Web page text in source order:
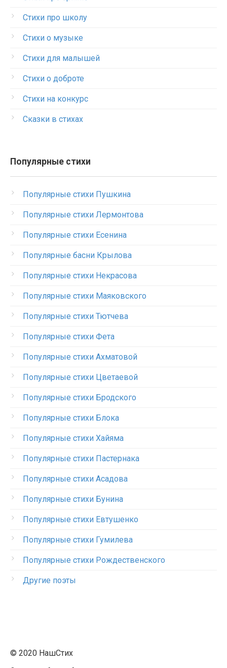
Стихи про школу
Стихи о музыке
Стихи для малышей
Стихи о доброте
Стихи на конкурс
Сказки в стихах
Популярные стихи
Популярные стихи Пушкина
Популярные стихи Лермонтова
Популярные стихи Есенина
Популярные басни Крылова
Популярные стихи Некрасова
Популярные стихи Маяковского
Популярные стихи Тютчева
Популярные стихи Фета
Популярные стихи Ахматовой
Популярные стихи Цветаевой
Популярные стихи Бродского
Популярные стихи Блока
Популярные стихи Хайяма
Популярные стихи Пастернака
Популярные стихи Асадова
Популярные стихи Бунина
Популярные стихи Евтушенко
Популярные стихи Гумилева
Популярные стихи Рождественского
Другие поэты
© 2020 НашСтих